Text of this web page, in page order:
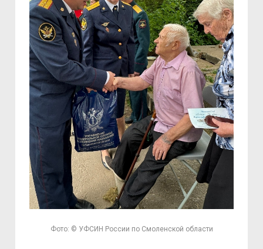
Фото: © УФСИН России по Смоленской области